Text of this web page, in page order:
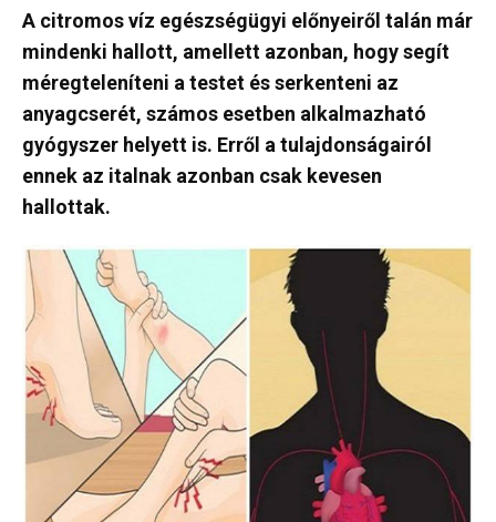
A citromos víz egészségügyi előnyeiről talán már
mindenki hallott, amellett azonban, hogy segít
méregteleníteni a testet és serkenteni az
anyagcserét, számos esetben alkalmazható
gyógyszer helyett is. Erről a tulajdonságairól
ennek az italnak azonban csak kevesen
hallottak.